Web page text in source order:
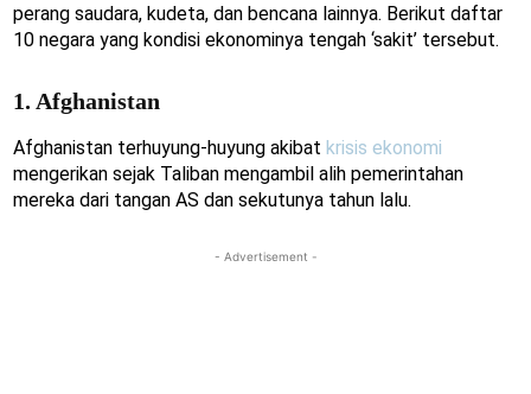
perang saudara, kudeta, dan bencana lainnya. Berikut daftar
10 negara yang kondisi ekonominya tengah ‘sakit’ tersebut.
1. Afghanistan
Afghanistan terhuyung-huyung akibat krisis ekonomi
mengerikan sejak Taliban mengambil alih pemerintahan
mereka dari tangan AS dan sekutunya tahun lalu.
- Advertisement -